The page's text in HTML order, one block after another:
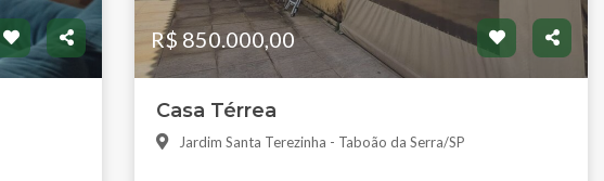
R$ 850.000,00
Casa Térrea
Jardim Santa Terezinha - Taboão da Serra/SP